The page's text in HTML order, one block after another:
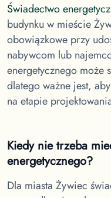
Świadectwo
budynku w mieście
obowiązkowe przy
nabywcom lub
energetycznego może
dlatego ważne jest,
na etapie
Kiedy nie trzeba
energetycznego?
Dla miasta Żywiec